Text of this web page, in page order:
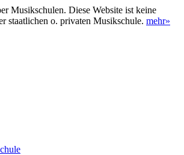
Musikschulen. Diese Website ist keine
staatlichen o. privaten Musikschule. mehr»